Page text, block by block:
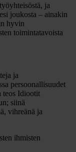
ja
joukosta – ainakin
hyvin
toimintatavoista
ja
persoonallisuudet
teos Idiootit
siinä
vihreänä ja
ihmisten